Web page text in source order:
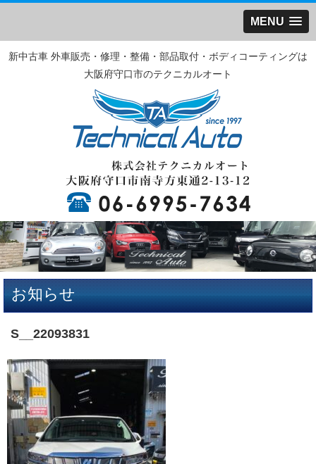
MENU
新中古車 外車販売・修理・整備・部品取付・ボディコーティングは
大阪府守口市のテクニカルオート
お知らせ
S__22093831